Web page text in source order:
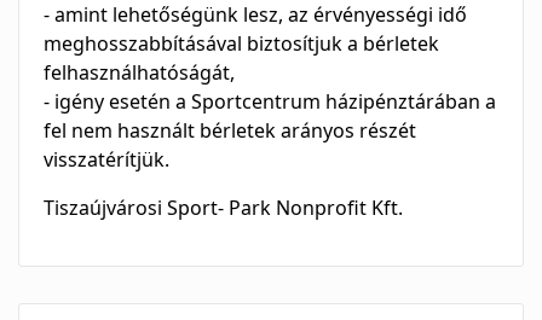
- amint lehetőségünk lesz, az érvényességi idő
meghosszabbításával biztosítjuk a bérletek
felhasználhatóságát,
- igény esetén a Sportcentrum házipénztárában a
fel nem használt bérletek arányos részét
visszatérítjük.
Tiszaújvárosi Sport- Park Nonprofit Kft.